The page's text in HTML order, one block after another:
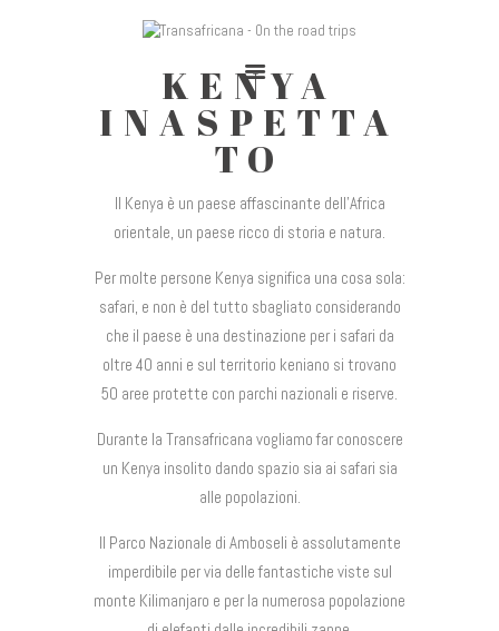
TRANSAFRICANA - ON THE ROAD TRIPS
Adventures on the road
Cape To Cairo 2025
Viaggia Con Noi
Chi Siamo
Blog
KENYA
INASPETTA
TO
Il Kenya è un paese affascinante dell’Africa
orientale, un paese ricco di storia e natura.
Per molte persone Kenya significa una cosa sola:
safari, e non è del tutto sbagliato considerando
che il paese è una destinazione per i safari da
oltre 40 anni e sul territorio keniano si trovano
50 aree protette con parchi nazionali e riserve.
Durante la Transafricana vogliamo far conoscere
un Kenya insolito dando spazio sia ai safari sia
alle popolazioni.
Il Parco Nazionale di Amboseli è assolutamente
imperdibile per via delle fantastiche viste sul
monte Kilimanjaro e per la numerosa popolazione